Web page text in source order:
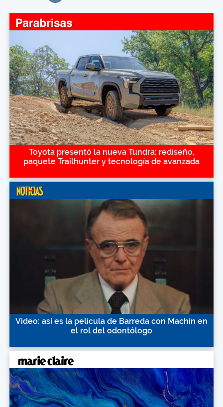
Toyota presentó la nueva Tundra: rediseño,
paquete Trailhunter y tecnología de avanzada
Video: así es la película de Barreda con Machín en
el rol del odontólogo